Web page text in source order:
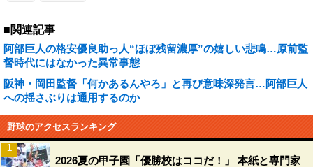
■関連記事
阿部巨人の格安優良助っ人“ほぼ残留濃厚”の嬉しい悲鳴…原前監
督時代にはなかった異常事態
阪神・岡田監督「何かあるんやろ」と再び意味深発言…阿部巨人
への揺さぶりは通用するのか
野球のアクセスランキング
2026夏の甲子園「優勝校はココだ！」 本紙と専門家
1